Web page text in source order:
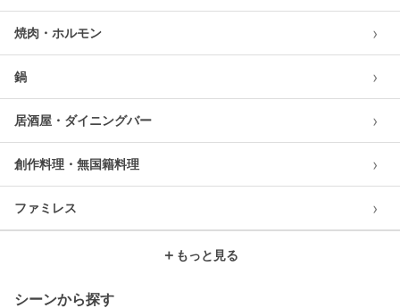
焼肉・ホルモン ›
鍋 ›
居酒屋・ダイニングバー ›
創作料理・無国籍料理 ›
ファミレス ›
＋ もっと見る
シーンから探す